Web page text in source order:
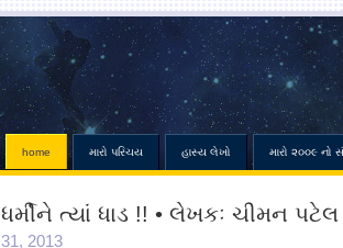
home મારો પરિચય હાસ્ય લેખો મારો ૨૦૦૯ નો
ધર્મીને ત્યાં ધાડ !! • લેખકઃ ચીમન પટેલ
31, 2013